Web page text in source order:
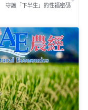
守護「下半生」的性福密碼